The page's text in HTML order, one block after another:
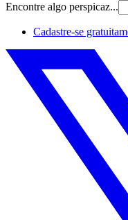
Encontre algo perspicaz...
Cadastre‐se